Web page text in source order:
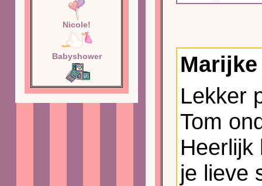
Nicole!
Babyshower Marijke
Lekker
Tom
Heerlijk
je lieve